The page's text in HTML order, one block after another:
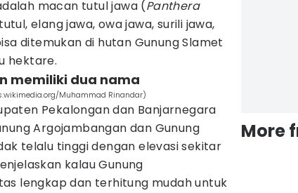
macan tutul jawa (Panthera
elang jawa, owa jawa, surili jawa,
ditemukan di hutan Gunung Slamet
hektare.
memiliki dua nama
Muhammad Rinandar)
Pekalongan dan Banjarnegara
Argojambangan dan Gunung
telalu tinggi dengan elevasi sekitar
kalau Gunung
lengkap dan terhitung mudah untuk
More